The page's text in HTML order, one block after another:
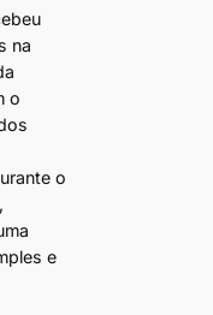
na
o
o
e